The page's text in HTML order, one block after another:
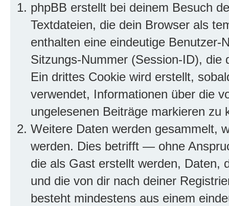
phpBB erstellt bei deinem Besuch
Textdateien, die dein Browser als
enthalten eine eindeutige
Sitzungs-Nummer (Session-ID), die
Ein drittes Cookie wird erstellt,
verwendet, Informationen über die
ungelesenen Beiträge markieren zu
Weitere Daten werden gesammelt,
werden. Dies betrifft — ohne
die als Gast erstellt werden, Daten,
und die von dir nach deiner
besteht mindestens aus einem